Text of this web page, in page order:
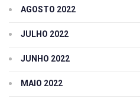
AGOSTO 2022
JULHO 2022
JUNHO 2022
MAIO 2022